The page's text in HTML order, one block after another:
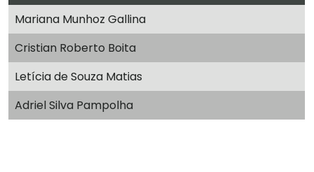
Mariana Munhoz Gallina
Cristian Roberto Boita
Letícia de Souza Matias
Adriel Silva Pampolha